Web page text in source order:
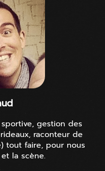
gestion des
raconteur de
tout faire, pour nous
la scène.